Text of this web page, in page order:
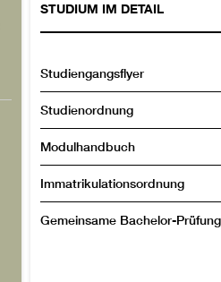
STUDIUM IM DETAIL
Studiengangsflyer
Studienordnung
Modulhandbuch
Immatrikulationsordnung
Gemeinsame Bachelor-